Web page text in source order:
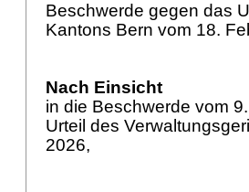
Beschwerde gegen das
Kantons Bern vom 18.
Nach Einsicht
in die Beschwerde vom
Urteil des
2026,